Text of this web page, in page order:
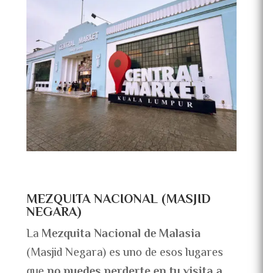
MEZQUITA NACIONAL (MASJID
NEGARA)
La Mezquita Nacional de Malasia
(Masjid Negara) es uno de esos lugares